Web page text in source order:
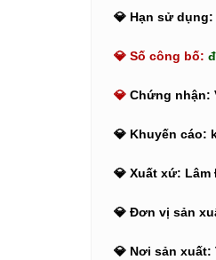
💎 Hạn sử dụng:
💎 Số công bố:
💎 Chứng nhận:
💎 Khuyến cáo:
💎 Xuất xứ: Lâm
💎 Đơn vị sản
💎 Nơi sản xuất: